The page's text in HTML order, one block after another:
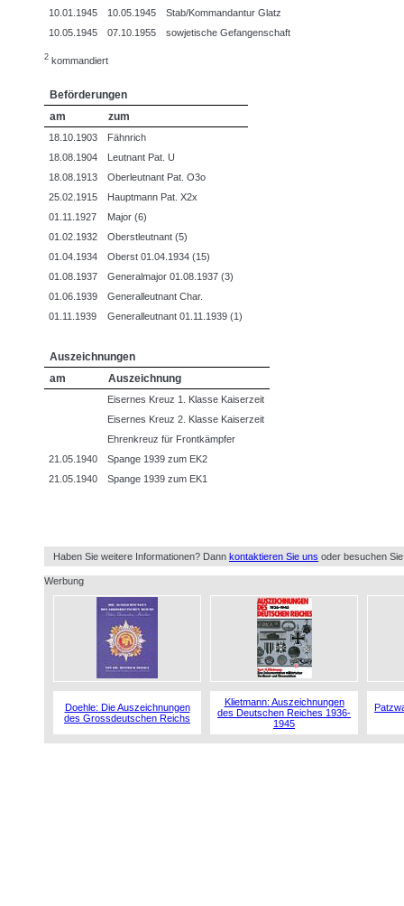
10.01.1945
10.05.1945
Stab/Kommandantur Glatz
10.05.1945
07.10.1955 sowjetische Gefangenschaft
2 kommandiert
Beförderungen
am
zum
18.10.1903
Fähnrich
18.08.1904
Leutnant Pat. U
18.08.1913
Oberleutnant Pat. O3o
25.02.1915
Hauptmann Pat. X2x
01.11.1927
Major (6)
01.02.1932
Oberstleutnant (5)
01.04.1934
Oberst 01.04.1934 (15)
01.08.1937
Generalmajor 01.08.1937 (3)
01.06.1939
Generalleutnant Char.
01.11.1939
Generalleutnant 01.11.1939 (1)
Auszeichnungen
am
Auszeichnung
Eisernes Kreuz 1. Klasse Kaiserzeit
Eisernes Kreuz 2. Klasse Kaiserzeit
Ehrenkreuz für Frontkämpfer
21.05.1940
Spange 1939 zum EK2
21.05.1940
Spange 1939 zum EK1
Haben Sie weitere Informationen? Dann kontaktieren Sie uns oder besuchen
Werbung
Doehle: Die Auszeichnungen
des Grossdeutschen Reichs
Klietmann: Auszeichnungen
des Deutschen Reiches 1936-
1945